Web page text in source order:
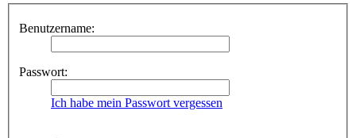
Benutzername:
Passwort:
Ich habe mein Passwort vergessen